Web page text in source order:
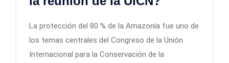
La protección del 80 % de la Amazonía fue uno de
los temas centrales del Congreso de la Unión
Internacional para la Conservación de la